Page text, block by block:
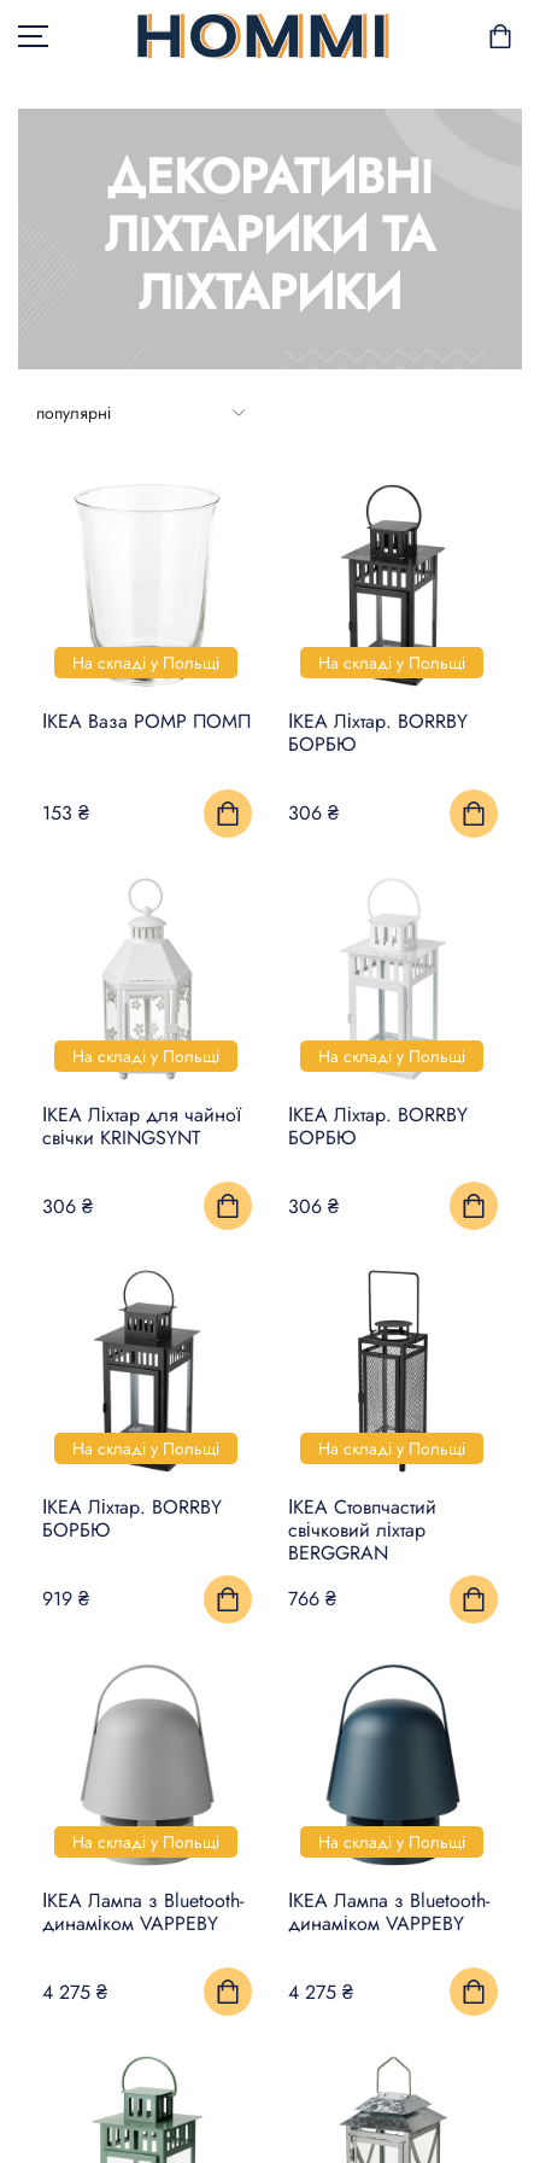
В НАЯВНОСТІ
САД І БАЛКОН
ЗБЕРІГАННЯ ТА
ГОРЩИКИ І РОСЛИНИ
ОСВІТЛЕННЯ
КУЛІНАРНИЙ ТА
СТОЛОВИЙ ПОСУД
КУХНІ ТА КУХОННА
ЛІЖКА ТА МАТРАЦИ
САНТЕХНІКА
ПРАННЯ ТА ПРИБИРАННЯ
DIY В ДОМАШНІХ УМОВАХ
РОЗУМНИЙ БУДИНОК
КИЛИМИ, ЦИНОВКИ ТА
ПОБУТОВА ЕЛЕКТРОНІКА
ТОВАРИ ДЛЯ ТВАРИН
ДЕКОРАТИВНІ
ЛІХТАРИКИ ТА
ЛІХТАРИКИ
На складі у Польщі
ІКЕА Ваза POMP ПОМП
153 ₴
На складі у Польщі
ІКЕА Ліхтар. BORRBY
БОРБЮ
306 ₴
На складі у Польщі
ІКЕА Ліхтар для чайної
свічки KRINGSYNT
306 ₴
На складі у Польщі
ІКЕА Ліхтар. BORRBY
БОРБЮ
306 ₴
На складі у Польщі
ІКЕА Ліхтар. BORRBY
БОРБЮ
919 ₴
На складі у Польщі
ІКЕА Стовпчастий
свічковий ліхтар
BERGGRAN
766 ₴
На складі у Польщі
ІКЕА Лампа з Bluetooth-
динаміком VAPPEBY
4 275 ₴
На складі у Польщі
ІКЕА Лампа з Bluetooth-
динаміком VAPPEBY
4 275 ₴